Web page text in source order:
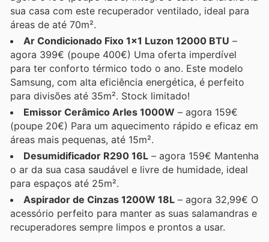
sua casa com este recuperador ventilado, ideal para
áreas de até 70m².
Ar Condicionado Fixo 1x1 Luzon 12000 BTU –
agora 399€ (poupe 400€) Uma oferta imperdível
para ter conforto térmico todo o ano. Este modelo
Samsung, com alta eficiência energética, é perfeito
para divisões até 35m². Stock limitado!
Emissor Cerâmico Arles 1000W – agora 159€
(poupe 20€) Para um aquecimento rápido e eficaz em
áreas mais pequenas, até 15m².
Desumidificador R290 16L – agora 159€ Mantenha
o ar da sua casa saudável e livre de humidade, ideal
para espaços até 25m².
Aspirador de Cinzas 1200W 18L – agora 32,99€ O
acessório perfeito para manter as suas salamandras e
recuperadores sempre limpos e prontos a usar.